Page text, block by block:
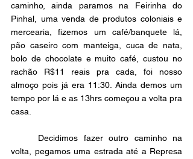
caminho, ainda paramos na Feirinha do
Pinhal, uma venda de produtos coloniais e
mercearia, fizemos um café/banquete lá,
pão caseiro com manteiga, cuca de nata,
bolo de chocolate e muito café, custou no
rachão R$11 reais pra cada, foi nosso
almoço pois já era 11:30. Ainda demos um
tempo por lá e as 13hrs começou a volta pra
casa.
volta, pegamos uma estrada até a Represa